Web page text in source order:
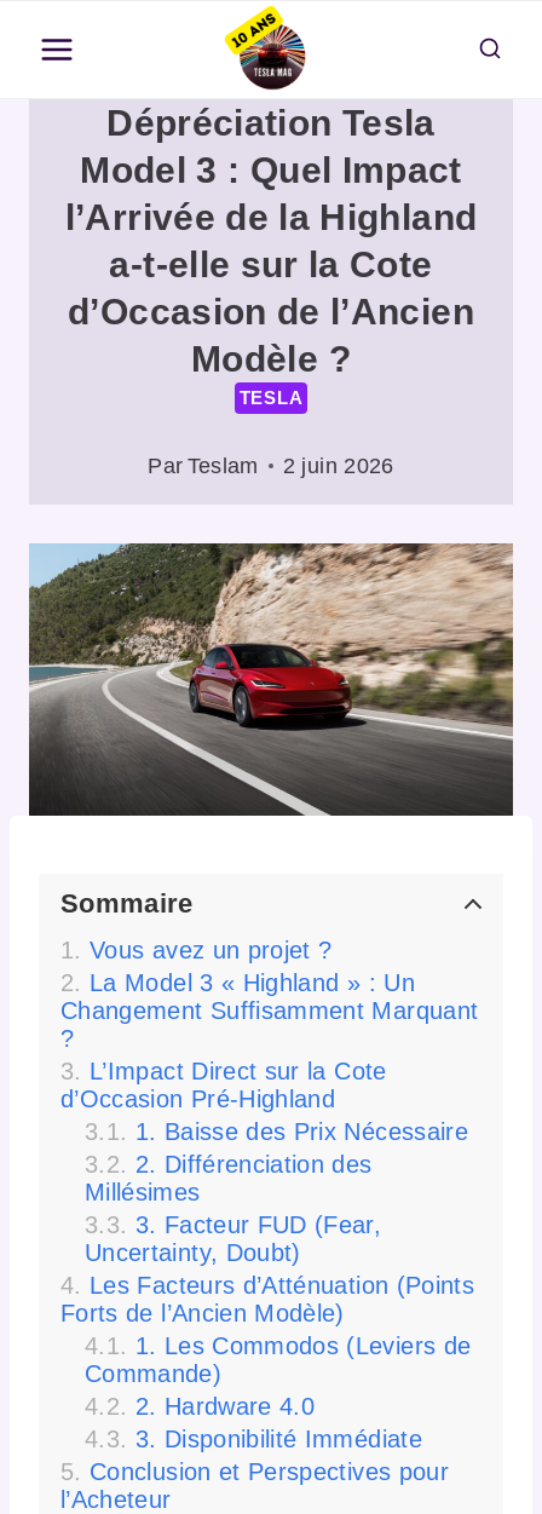
contenu Dépréciation Tesla
Model 3 : Quel Impact
l’Arrivée de la Highland
a-t-elle sur la Cote
d’Occasion de l’Ancien
Modèle ?
TESLA
Par Teslam 2 juin 2026
Sommaire
Vous avez un projet ?
La Model 3 « Highland » : Un
Changement Suffisamment Marquant
?
L’Impact Direct sur la Cote
d’Occasion Pré-Highland
1. Baisse des Prix Nécessaire
2. Différenciation des
Millésimes
3. Facteur FUD (Fear,
Uncertainty, Doubt)
Les Facteurs d’Atténuation (Points
Forts de l’Ancien Modèle)
1. Les Commodos (Leviers de
Commande)
2. Hardware 4.0
3. Disponibilité Immédiate
Conclusion et Perspectives pour
l’Acheteur